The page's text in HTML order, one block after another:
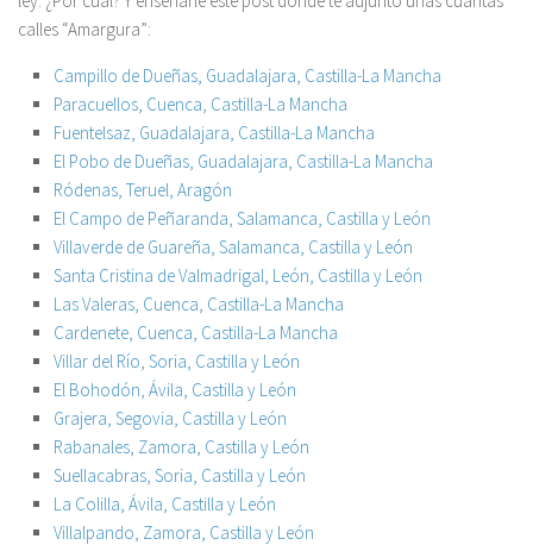
calles “Amargura”:
Campillo de Dueñas, Guadalajara, Castilla-La Mancha
Paracuellos, Cuenca, Castilla-La Mancha
Fuentelsaz, Guadalajara, Castilla-La Mancha
El Pobo de Dueñas, Guadalajara, Castilla-La Mancha
Ródenas, Teruel, Aragón
El Campo de Peñaranda, Salamanca, Castilla y León
Villaverde de Guareña, Salamanca, Castilla y León
Santa Cristina de Valmadrigal, León, Castilla y León
Las Valeras, Cuenca, Castilla-La Mancha
Cardenete, Cuenca, Castilla-La Mancha
Villar del Río, Soria, Castilla y León
El Bohodón, Ávila, Castilla y León
Grajera, Segovia, Castilla y León
Rabanales, Zamora, Castilla y León
Suellacabras, Soria, Castilla y León
La Colilla, Ávila, Castilla y León
Villalpando, Zamora, Castilla y León